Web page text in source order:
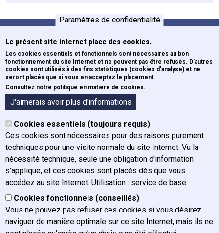
Paramètres de confidentialité
Le présent site internet place des cookies.
Les cookies essentiels et fonctionnels sont nécessaires au bon
fonctionnement du site Internet et ne peuvent pas être refusés. D’autres
cookies sont utilisés à des fins statistiques (cookies d’analyse) et ne
seront placés que si vous en acceptez le placement.
Consultez notre politique en matière de cookies.
J'aimerais avoir plus d'informations
Cookies essentiels (toujours requis)
Ces cookies sont nécessaires pour des raisons purement
techniques pour une visite normale du site Internet. Vu la
nécessité technique, seule une obligation d'information
s'applique, et ces cookies sont placés dès que vous
accédez au site Internet. Utilisation : service de base
Cookies fonctionnels (conseillés)
Vous ne pouvez pas refuser ces cookies si vous désirez
naviguer de manière optimale sur ce site Internet, mais ils ne
Pied de page
Formations
Newsletters
ECE
Formulaires
A propos de l'IFJ
Organigramme
Organes
Historique
Mission, vision et valeurs
Rapport annuel
Plan de gestion
Actualités
Postes vacants